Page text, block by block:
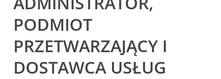
PODMIOT
PRZETWARZAJĄCY I
DOSTAWCA USŁUG